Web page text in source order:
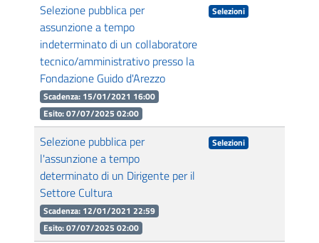
Selezione pubblica per
assunzione a tempo
indeterminato di un collaboratore
tecnico/amministrativo presso la
Fondazione Guido d'Arezzo
Scadenza: 15/01/2021 16:00
Esito: 07/07/2025 02:00
Selezioni
Selezione pubblica per
l'assunzione a tempo
determinato di un Dirigente per il
Settore Cultura
Scadenza: 12/01/2021 22:59
Esito: 07/07/2025 02:00
Selezioni